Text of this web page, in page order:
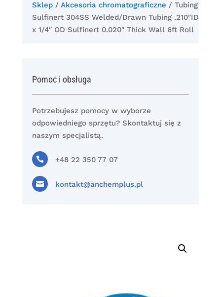
Sklep/ Akcesoria chromatograficzne / Tubing
Sulfinert 304SS Welded/Drawn Tubing .210″ID
x 1/4″ OD Sulfinert 0.020″ Thick Wall 6ft Roll
Pomoc i obsługa
Potrzebujesz pomocy w wyborze
odpowiedniego sprzętu? Skontaktuj się z
naszym specjalistą.
 +48 22 350 77 07
 kontakt@anchemplus.pl